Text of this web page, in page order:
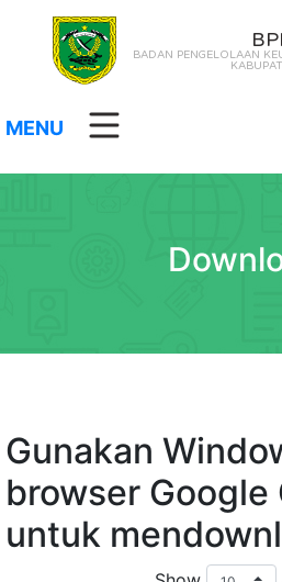
BADAN PENGELOLAAN
MENU
Gunakan
browser Google
untuk